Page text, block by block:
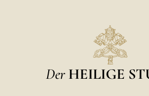
Der HEILIGE